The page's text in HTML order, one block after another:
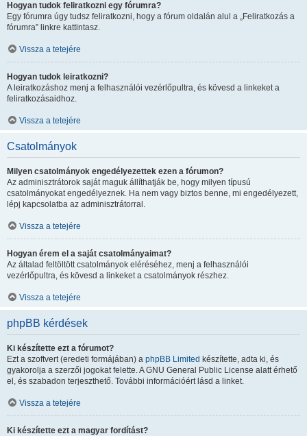
Hogyan tudok feliratkozni egy fórumra?
Egy fórumra úgy tudsz feliratkozni, hogy a fórum oldalán alul a „Feliratkozás a
fórumra” linkre kattintasz.
Vissza a tetejére
Hogyan tudok leiratkozni?
A leiratkozáshoz menj a felhasználói vezérlőpultra, és kövesd a linkeket a
feliratkozásaidhoz.
Vissza a tetejére
Csatolmányok
Milyen csatolmányok engedélyezettek ezen a fórumon?
Az adminisztrátorok saját maguk állíthatják be, hogy milyen típusú
csatolmányokat engedélyeznek. Ha nem vagy biztos benne, mi engedélyezett,
lépj kapcsolatba az adminisztrátorral.
Vissza a tetejére
Hogyan érem el a saját csatolmányaimat?
Az általad feltöltött csatolmányok eléréséhez, menj a felhasználói
vezérlőpultra, és kövesd a linkeket a csatolmányok részhez.
Vissza a tetejére
phpBB kérdések
Ki készítette ezt a fórumot?
Ezt a szoftvert (eredeti formájában) a phpBB Limited készítette, adta ki, és
gyakorolja a szerzői jogokat felette. A GNU General Public License alatt érhető
el, és szabadon terjeszthető. További információért lásd a linket.
Vissza a tetejére
Ki készítette ezt a magyar fordítást?